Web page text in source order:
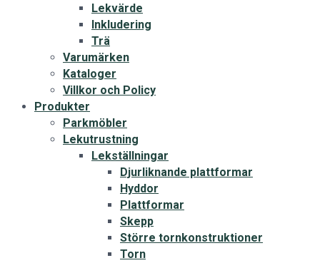
Lekvärde
Inkludering
Trä
Varumärken
Kataloger
Villkor och Policy
Produkter
Parkmöbler
Lekutrustning
Lekställningar
Djurliknande plattformar
Hyddor
Plattformar
Skepp
Större tornkonstruktioner
Torn